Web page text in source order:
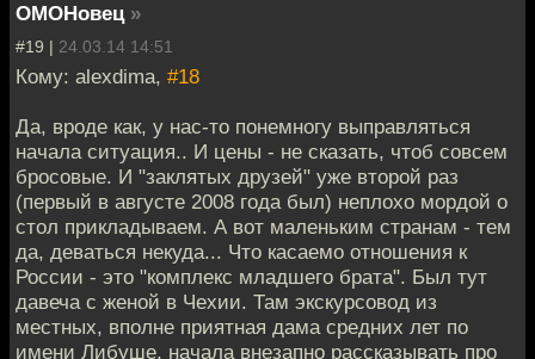
ОМОНовец »
#19 | 24.03.14 14:51
Кому: alexdima, #18
Да, вроде как, у нас-то понемногу выправляться
начала ситуация.. И цены - не сказать, чтоб совсем
бросовые. И "заклятых друзей" уже второй раз
(первый в августе 2008 года был) неплохо мордой о
стол прикладываем. А вот маленьким странам - тем
да, деваться некуда... Что касаемо отношения к
России - это "комплекс младшего брата". Был тут
давеча с женой в Чехии. Там экскурсовод из
местных, вполне приятная дама средних лет по
имени Либуше, начала внезапно рассказывать про